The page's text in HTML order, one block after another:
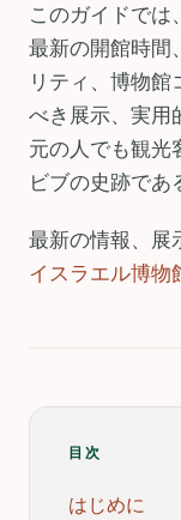
このガイドで
最新の開館時間
リティ、博物
べき展示、実用
元の人でも観光
ビブの史跡であ
最新の情報、展
イスラエル博物
目次
はじめに